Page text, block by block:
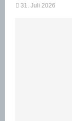
31. Juli 2026